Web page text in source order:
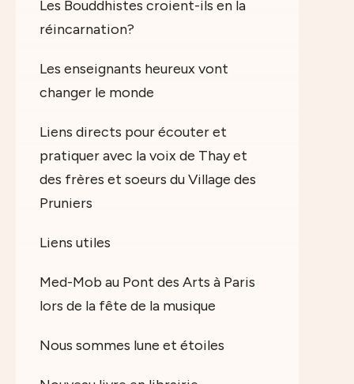
Les Bouddhistes croient-ils en la
réincarnation?
Les enseignants heureux vont
changer le monde
Liens directs pour écouter et
pratiquer avec la voix de Thay et
des frères et soeurs du Village des
Pruniers
Liens utiles
Med-Mob au Pont des Arts à Paris
lors de la fête de la musique
Nous sommes lune et étoiles